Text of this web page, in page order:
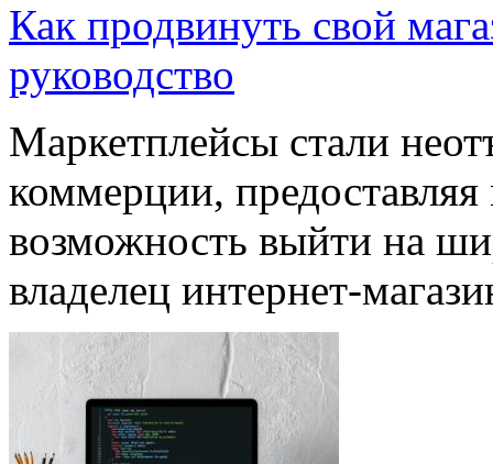
Как продвинуть свой
руководство
Маркетплейсы стали
коммерции,
возможность выйти на
владелец интернет-